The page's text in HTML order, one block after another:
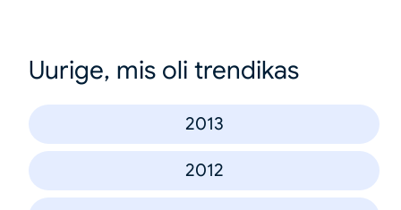
Uurige, mis oli trendikas
2013
2012